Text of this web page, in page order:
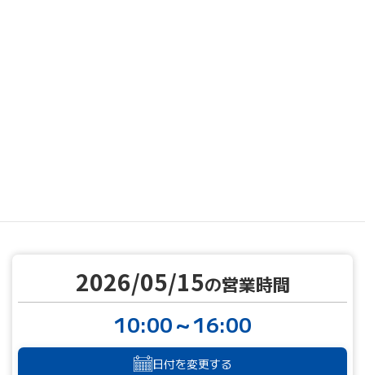
2026/05/15の営業時間
10:00～16:00
日付を変更する